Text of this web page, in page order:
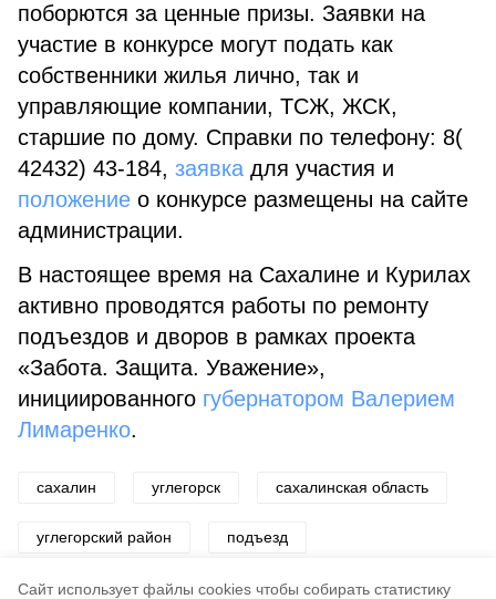
Cайт использует файлы cookies чтобы собирать статистику
поборются за ценные призы. Заявки на
участие в конкурсе могут подать как
собственники жилья лично, так и
управляющие компании, ТСЖ, ЖСК,
старшие по дому. Справки по телефону: 8(
42432) 43-184, заявка для участия и
положение о конкурсе размещены на сайте
администрации.
В настоящее время на Сахалине и Курилах
активно проводятся работы по ремонту
подъездов и дворов в рамках проекта
«Забота. Защита. Уважение»,
инициированного губернатором Валерием
Лимаренко.
сахалин углегорск сахалинская область
углегорский район подъезд
благоустройство